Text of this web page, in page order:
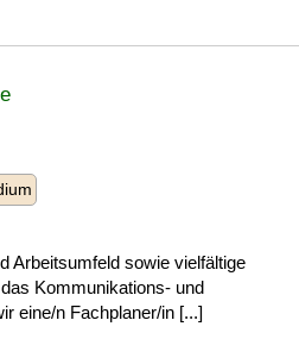
Arbeitsumfeld sowie vielfältige
Kommunikations- und
eine/n Fachplaner/in [...]